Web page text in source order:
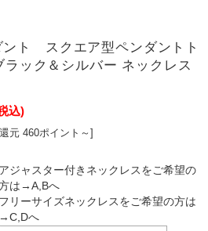
ント スクエア型ペンダントト
ック＆シルバー ネックレス
込)
元 460ポイント～]
アジャスター付きネックレスをご希望の
は→A,Bへ
フリーサイズネックレスをご希望の方は
→C,Dへ